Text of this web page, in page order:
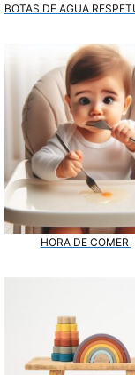
HORA DE COMER